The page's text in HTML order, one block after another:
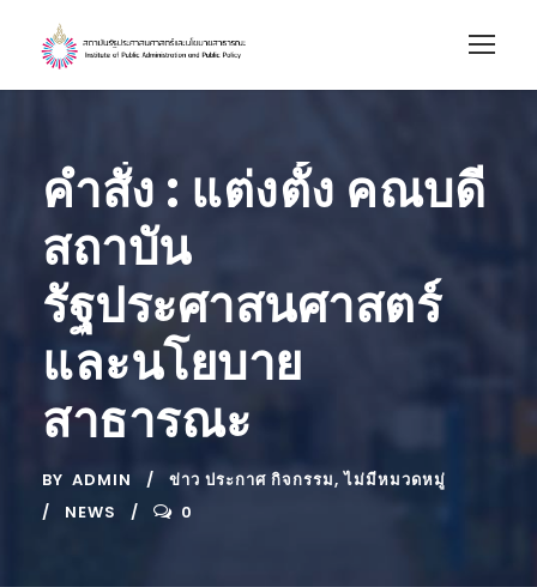
คำสั่ง : แต่งตั้ง คณบดี
สถาบัน
รัฐประศาสนศาสตร์
และนโยบาย
สาธารณะ
BY ADMIN ข่าว ประกาศ กิจกรรม, ไม่มีหมวดหมู่
NEWS
0